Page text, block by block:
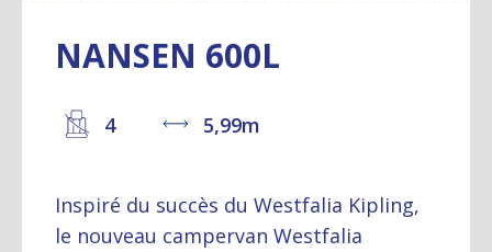
NANSEN 600L
4 5,99m
Inspiré du succès du Westfalia Kipling,
le nouveau campervan Westfalia